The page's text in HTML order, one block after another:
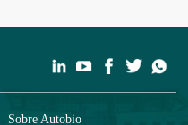
Sobre Autobio